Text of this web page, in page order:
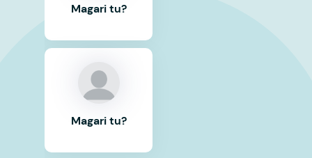
Magari tu?
Magari tu?